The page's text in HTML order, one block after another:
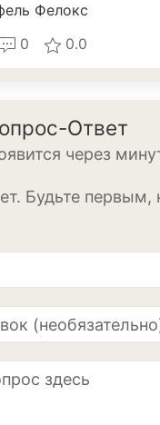
Фелокс
0 0.0
Ответ
через
Будьте первым,